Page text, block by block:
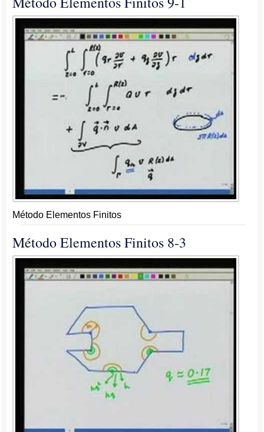
Método Elementos Finitos
Método Elementos Finitos 8-3